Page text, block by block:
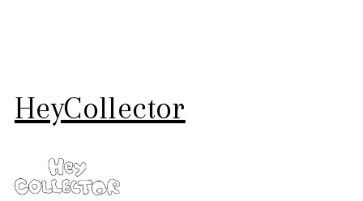
HeyCollector